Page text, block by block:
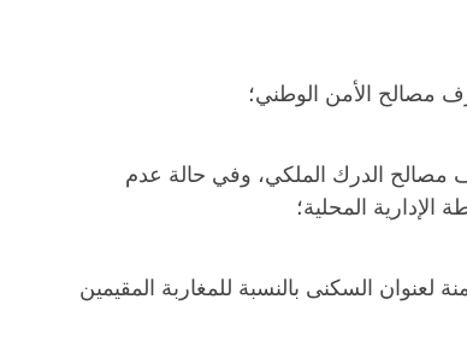
الأمن الوطني؛
الدرك الملكي، وفي حالة عدم
المحلية؛
لعنوان السكنى بالنسبة للمغاربة المقيمين